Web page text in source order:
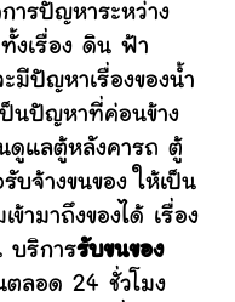
ปัญหาระหว่าง
งเรื่อง ดิน ฟ้า
มีปัญหาเรื่องของน้ำ
เป็นปัญหาที่ค่อนข้าง
ดูแลตู้หลังคารถ ตู้
บจ้างขนของ ให้เป็น
ข้ามาถึงของได้ เรื่อง
บริการรับขนของ
ตลอด 24 ชั่วโมง